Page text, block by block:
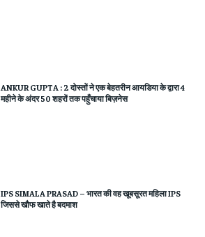
ANKUR GUPTA : 2 दोस्तों ने एक बेहतरीन आयडिया के द्वारा 4
महीने के अंदर 50 शहरों तक पहुँचाया बिज़नेस
IPS SIMALA PRASAD – भारत की वह खूबसूरत महिला IPS
जिससे खौफ खाते है बदमाश